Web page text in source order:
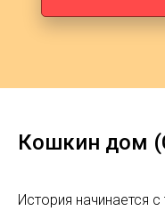
Кошкин дом
История начинается